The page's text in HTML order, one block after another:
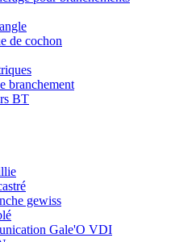
de cochon
branchement
BT
gewiss
Gale'O VDI